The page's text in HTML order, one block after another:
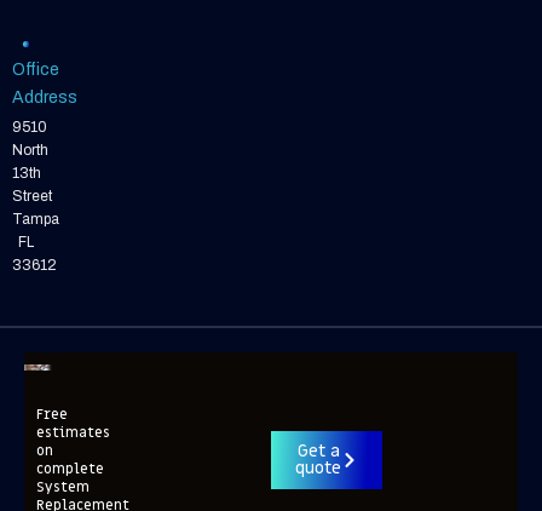
Office
Address
9510
North
13th
Street
Tampa
FL
33612
Free
estimates
on
complete
System
Replacement
Get a
quote